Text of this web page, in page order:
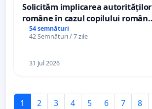
Solicităm implicarea autorităților
române în cazul copilului român
Wiliam Kristian Gheorghe, aflat în
plasament în Danemarca de 12
54 semnături
42 Semnături / 7 zile
31 Jul 2026
1 2 3 4 5 6 7 8